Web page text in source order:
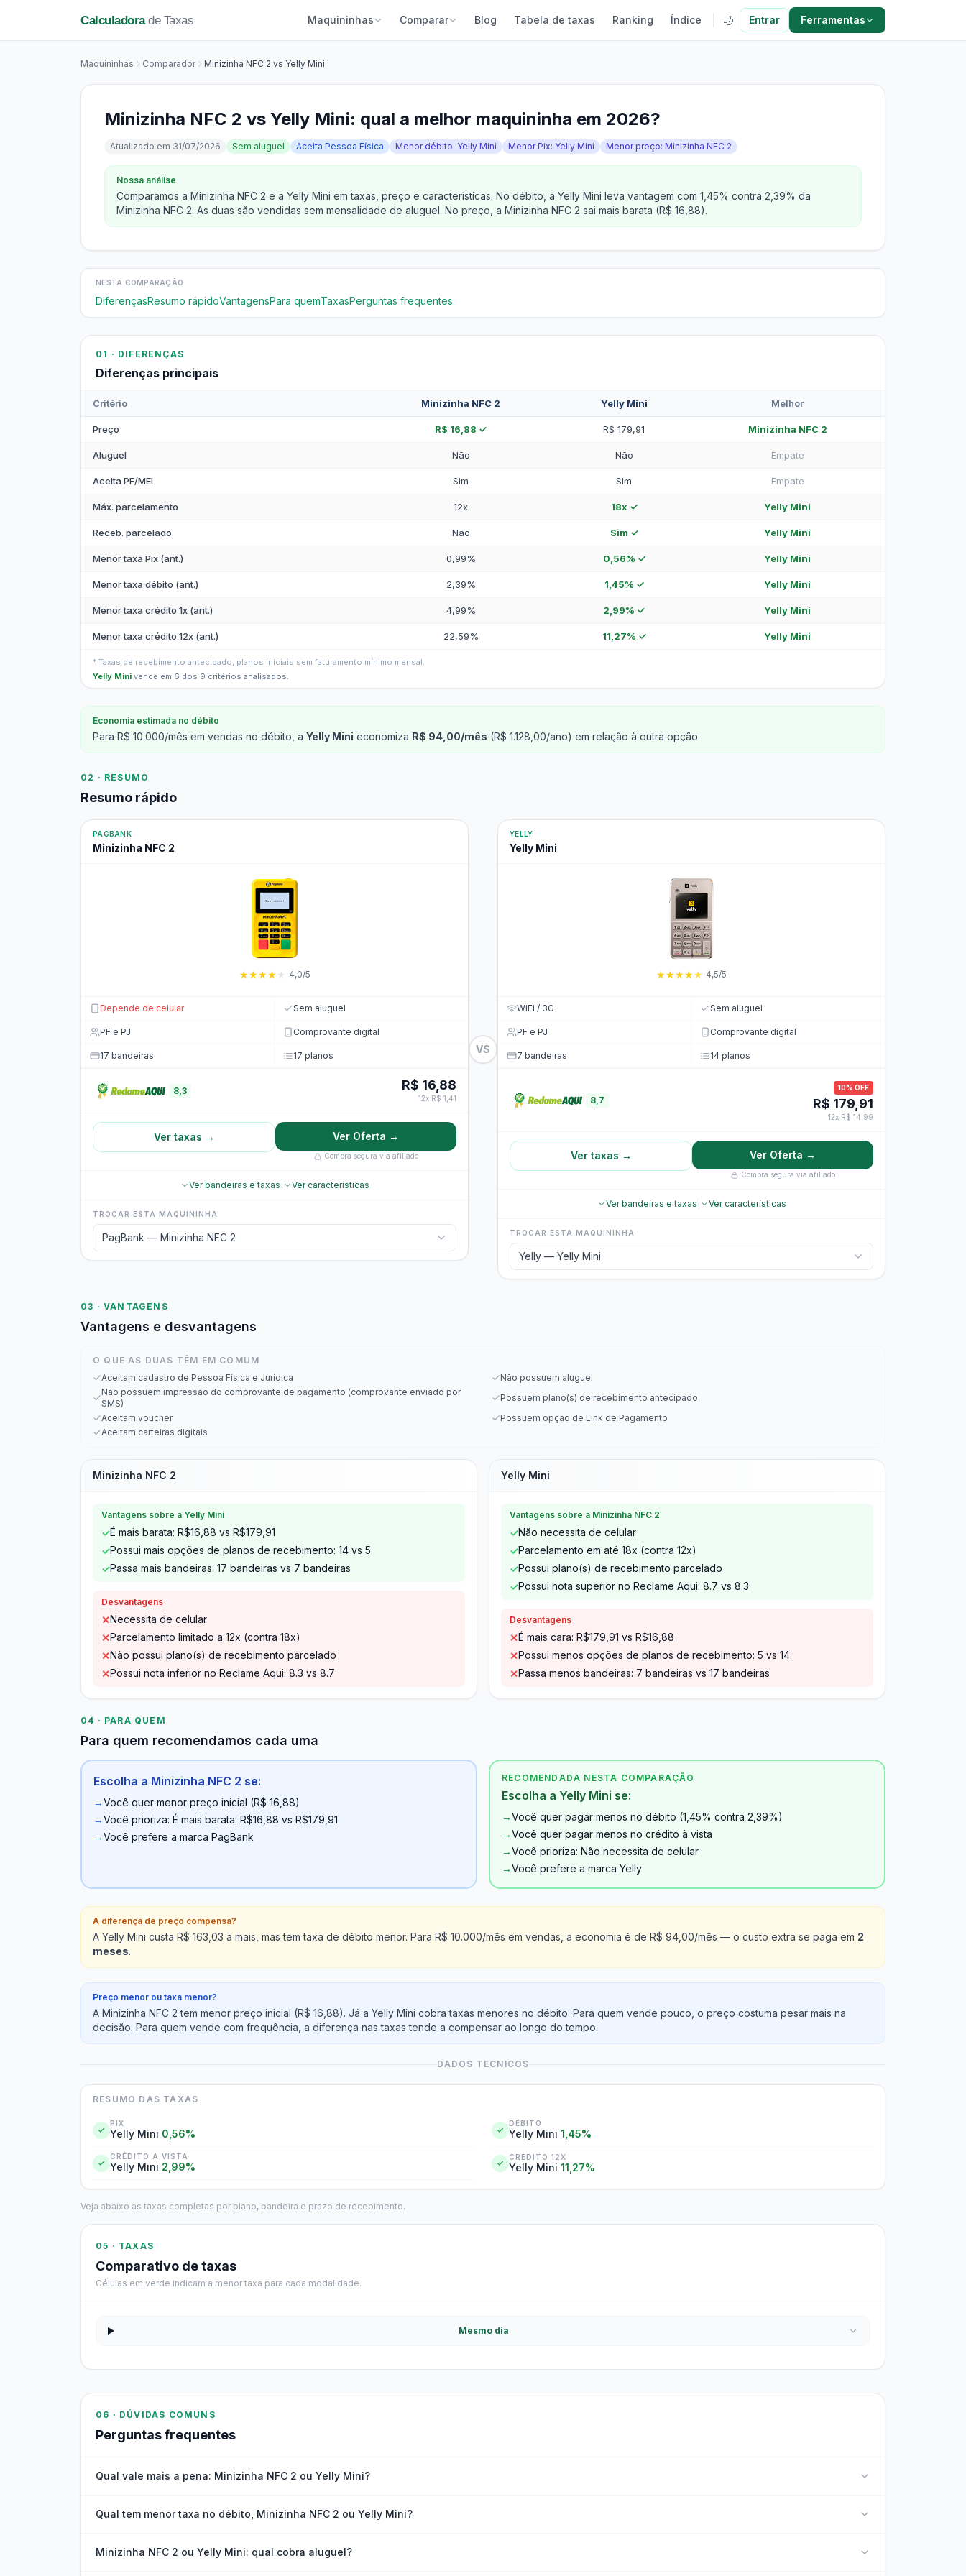
Calculadorade Taxas Maquininhas Comparar Blog Tabela de taxas Ranking Índice 🌙 Entrar Ferramentas
Maquininhas Comparador Minizinha NFC 2 vs Yelly Mini
Minizinha NFC 2 vs Yelly Mini: qual a melhor maquininha em 2026?
Atualizado em 31/07/2026 Sem aluguel Aceita Pessoa Física Menor débito: Yelly Mini Menor Pix: Yelly Mini Menor preço: Minizinha NFC 2
Nossa análise
Comparamos a Minizinha NFC 2 e a Yelly Mini em taxas, preço e características. No débito, a Yelly Mini leva vantagem com 1,45% contra 2,39% da
Minizinha NFC 2. As duas são vendidas sem mensalidade de aluguel. No preço, a Minizinha NFC 2 sai mais barata (R$ 16,88).
NESTA COMPARAÇÃO
DiferençasResumo rápidoVantagensPara quemTaxasPerguntas frequentes
01 · DIFERENÇAS
Diferenças principais
Critério Minizinha NFC 2 Yelly Mini Melhor
Preço R$ 16,88 ✓ R$ 179,91 Minizinha NFC 2
Aluguel Não Não Empate
Aceita PF/MEI Sim Sim Empate
Máx. parcelamento 12x 18x ✓ Yelly Mini
Receb. parcelado Não Sim ✓ Yelly Mini
Menor taxa Pix (ant.) 0,99% 0,56% ✓ Yelly Mini
Menor taxa débito (ant.) 2,39% 1,45% ✓ Yelly Mini
Menor taxa crédito 1x (ant.) 4,99% 2,99% ✓ Yelly Mini
Menor taxa crédito 12x (ant.) 22,59% 11,27% ✓ Yelly Mini
* Taxas de recebimento antecipado, planos iniciais sem faturamento mínimo mensal.
Yelly Mini vence em 6 dos 9 critérios analisados.
Economia estimada no débito
Para R$ 10.000/mês em vendas no débito, a Yelly Mini economiza R$ 94,00/mês (R$ 1.128,00/ano) em relação à outra opção.
02 · RESUMO
Resumo rápido
PAGBANK
Minizinha NFC 2
★★★★ ★ 4,0/5
Depende de celular Sem aluguel
PF e PJ Comprovante digital
17 bandeiras 17 planos
8,3 R$ 16,88
12x R$ 1,41
Ver taxas → Ver Oferta →
Compra segura via afiliado
Ver bandeiras e taxas Ver características
TROCAR ESTA MAQUININHA
PagBank — Minizinha NFC 2
VS
YELLY
Yelly Mini
★★★★★ 4,5/5
WiFi / 3G Sem aluguel
PF e PJ Comprovante digital
7 bandeiras 14 planos
8,7
10% OFF
R$ 179,91
12x R$ 14,99
Ver taxas → Ver Oferta →
Compra segura via afiliado
Ver bandeiras e taxas Ver características
TROCAR ESTA MAQUININHA
Yelly — Yelly Mini
03 · VANTAGENS
Vantagens e desvantagens
O QUE AS DUAS TÊM EM COMUM
Aceitam cadastro de Pessoa Física e Jurídica
Não possuem aluguel
Não possuem impressão do comprovante de pagamento (comprovante enviado por
SMS)
Possuem plano(s) de recebimento antecipado
Aceitam voucher
Possuem opção de Link de Pagamento
Aceitam carteiras digitais
Minizinha NFC 2
Vantagens sobre a Yelly Mini
✓É mais barata: R$16,88 vs R$179,91
✓Possui mais opções de planos de recebimento: 14 vs 5
✓Passa mais bandeiras: 17 bandeiras vs 7 bandeiras
Desvantagens
✕Necessita de celular
✕Parcelamento limitado a 12x (contra 18x)
✕Não possui plano(s) de recebimento parcelado
✕Possui nota inferior no Reclame Aqui: 8.3 vs 8.7
Yelly Mini
Vantagens sobre a Minizinha NFC 2
✓Não necessita de celular
✓Parcelamento em até 18x (contra 12x)
✓Possui plano(s) de recebimento parcelado
✓Possui nota superior no Reclame Aqui: 8.7 vs 8.3
Desvantagens
✕É mais cara: R$179,91 vs R$16,88
✕Possui menos opções de planos de recebimento: 5 vs 14
✕Passa menos bandeiras: 7 bandeiras vs 17 bandeiras
04 · PARA QUEM
Para quem recomendamos cada uma
Escolha a Minizinha NFC 2 se:
→Você quer menor preço inicial (R$ 16,88)
→Você prioriza: É mais barata: R$16,88 vs R$179,91
→Você prefere a marca PagBank
RECOMENDADA NESTA COMPARAÇÃO
Escolha a Yelly Mini se:
→Você quer pagar menos no débito (1,45% contra 2,39%)
→Você quer pagar menos no crédito à vista
→Você prioriza: Não necessita de celular
→Você prefere a marca Yelly
A diferença de preço compensa?
A Yelly Mini custa R$ 163,03 a mais, mas tem taxa de débito menor. Para R$ 10.000/mês em vendas, a economia é de R$ 94,00/mês — o custo extra se paga em 2
meses.
Preço menor ou taxa menor?
A Minizinha NFC 2 tem menor preço inicial (R$ 16,88). Já a Yelly Mini cobra taxas menores no débito. Para quem vende pouco, o preço costuma pesar mais na
decisão. Para quem vende com frequência, a diferença nas taxas tende a compensar ao longo do tempo.
DADOS TÉCNICOS
RESUMO DAS TAXAS
PIX
Yelly Mini 0,56%
DÉBITO
Yelly Mini 1,45%
CRÉDITO À VISTA
Yelly Mini 2,99%
CRÉDITO 12X
Yelly Mini 11,27%
Veja abaixo as taxas completas por plano, bandeira e prazo de recebimento.
05 · TAXAS
Comparativo de taxas
Células em verde indicam a menor taxa para cada modalidade.
Mesmo dia
06 · DÚVIDAS COMUNS
Perguntas frequentes
Qual vale mais a pena: Minizinha NFC 2 ou Yelly Mini?
Qual tem menor taxa no débito, Minizinha NFC 2 ou Yelly Mini?
Minizinha NFC 2 ou Yelly Mini: qual cobra aluguel?